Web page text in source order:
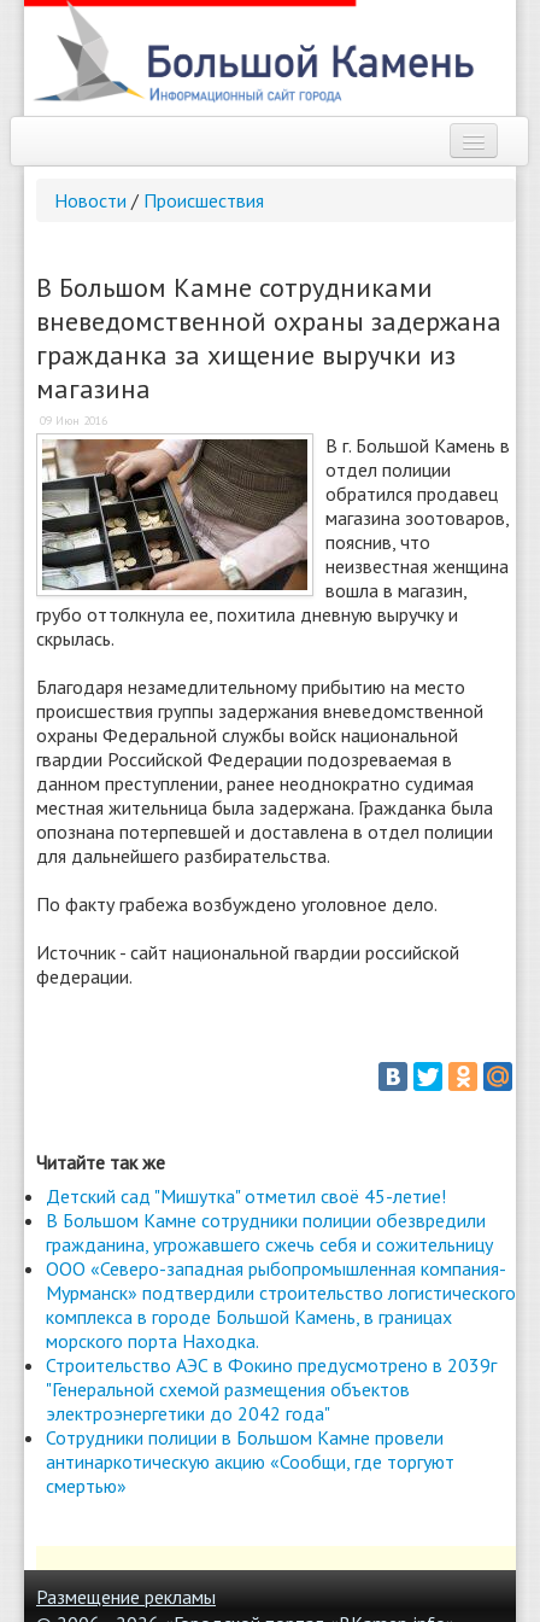
Новости
Справочник
Погода
О сайте
Найти
Новости / Происшествия
В Большом Камне сотрудниками
вневедомственной охраны задержана
гражданка за хищение выручки из
магазина
09 Июн 2016
В г. Большой Камень в
отдел полиции
обратился продавец
магазина зоотоваров,
пояснив, что
неизвестная женщина
вошла в магазин,
грубо оттолкнула ее, похитила дневную выручку и
скрылась.
Благодаря незамедлительному прибытию на место
происшествия группы задержания вневедомственной
охраны Федеральной службы войск национальной
гвардии Российской Федерации подозреваемая в
данном преступлении, ранее неоднократно судимая
местная жительница была задержана. Гражданка была
опознана потерпевшей и доставлена в отдел полиции
для дальнейшего разбирательства.
По факту грабежа возбуждено уголовное дело.
Источник - сайт национальной гвардии российской
федерации.
Читайте так же
Детский сад "Мишутка" отметил своё 45-летие!
В Большом Камне сотрудники полиции обезвредили
гражданина, угрожавшего сжечь себя и сожительницу
ООО «Северо-западная рыбопромышленная компания-
Мурманск» подтвердили строительство логистического
комплекса в городе Большой Камень, в границах
морского порта Находка.
Строительство АЭС в Фокино предусмотрено в 2039г
"Генеральной схемой размещения объектов
электроэнергетики до 2042 года"
Сотрудники полиции в Большом Камне провели
антинаркотическую акцию «Сообщи, где торгуют
смертью»
Размещение рекламы